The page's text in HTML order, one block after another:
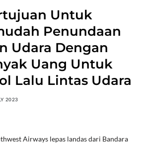
Untuk
Penundaan
Udara Dengan
Uang Untuk
Lalu Lintas Udara
2023
Airways lepas landas dari Bandara